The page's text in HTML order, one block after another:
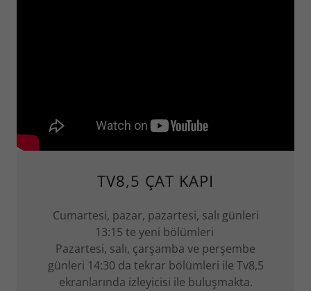
TV8,5 ÇAT KAPI
Cumartesi, pazar, pazartesi, salı günleri
13:15 te yeni bölümleri
Pazartesi, salı, çarşamba ve perşembe
günleri 14:30 da tekrar bölümleri ile Tv8,5
ekranlarında izleyicisi ile buluşmakta.